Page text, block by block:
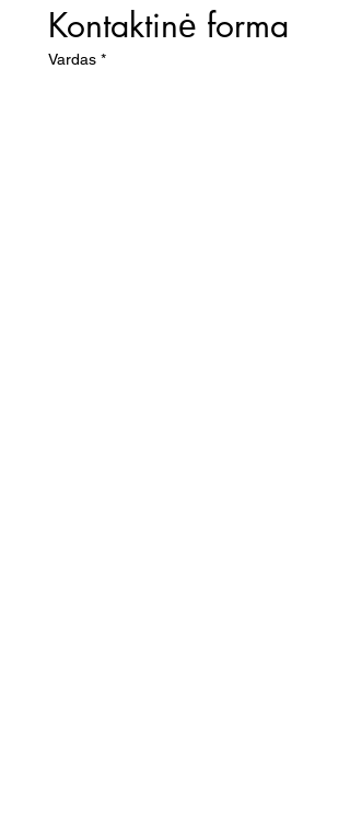
Kontaktinė forma
Vardas *